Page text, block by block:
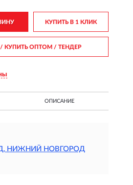
КУПИТЬ В 1 КЛИК
/ КУПИТЬ ОПТОМ/ ТЕНДЕР
ОПИСАНИЕ
НИЖНИЙ НОВГОРОД